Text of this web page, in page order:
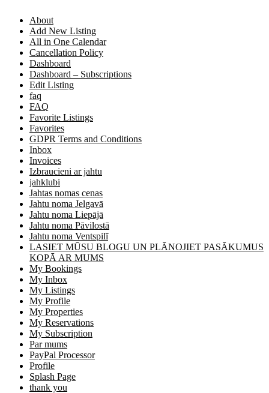
About
Add New Listing
All in One Calendar
Cancellation Policy
Dashboard
Dashboard – Subscriptions
Edit Listing
faq
FAQ
Favorite Listings
Favorites
GDPR Terms and Conditions
Inbox
Invoices
Izbraucieni ar jahtu
jahklubi
Jahtas nomas cenas
Jahtu noma Jelgavā
Jahtu noma Liepājā
Jahtu noma Pāvilostā
Jahtu noma Ventspilī
LASIET MŪSU BLOGU UN PLĀNOJIET PASĀKUMUS
KOPĀ AR MUMS
My Bookings
My Inbox
My Listings
My Profile
My Properties
My Reservations
My Subscription
Par mums
PayPal Processor
Profile
Splash Page
thank you